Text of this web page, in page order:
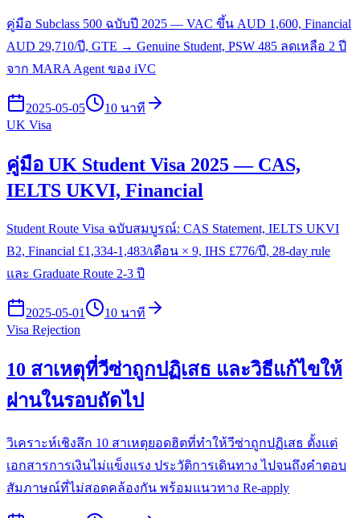
คู่มือ Subclass 500 ฉบับปี 2025 — VAC ขึ้น AUD 1,600, Financial
AUD 29,710/ปี, GTE → Genuine Student, PSW 485 ลดเหลือ 2 ปี
จาก MARA Agent ของ iVC
2025-05-05
10 นาที
UK Visa
คู่มือ UK Student Visa 2025 — CAS,
IELTS UKVI, Financial
Student Route Visa ฉบับสมบูรณ์: CAS Statement, IELTS UKVI
B2, Financial £1,334-1,483/เดือน × 9, IHS £776/ปี, 28-day rule
และ Graduate Route 2-3 ปี
2025-05-01
10 นาที
Visa Rejection
10 สาเหตุที่วีซ่าถูกปฏิเสธ และวิธีแก้ไขให้
ผ่านในรอบถัดไป
วิเคราะห์เชิงลึก 10 สาเหตุยอดฮิตที่ทำให้วีซ่าถูกปฏิเสธ ตั้งแต่
เอกสารการเงินไม่แข็งแรง ประวัติการเดินทาง ไปจนถึงคำตอบ
สัมภาษณ์ที่ไม่สอดคล้องกัน พร้อมแนวทาง Re-apply